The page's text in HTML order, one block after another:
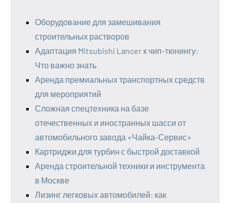
Оборудование для замешивания
строительных растворов
Адаптация Mitsubishi Lancer к чип-тюнингу:
Что важно знать
Аренда премиальных транспортных средств
для мероприятий
Сложная спецтехника на базе
отечественных и иностранных шасси от
автомобильного завода «Чайка-Сервис»
Картриджи для турбин с быстрой доставкой
Аренда строительной техники и инструмента
в Москве
Лизинг легковых автомобилей: как